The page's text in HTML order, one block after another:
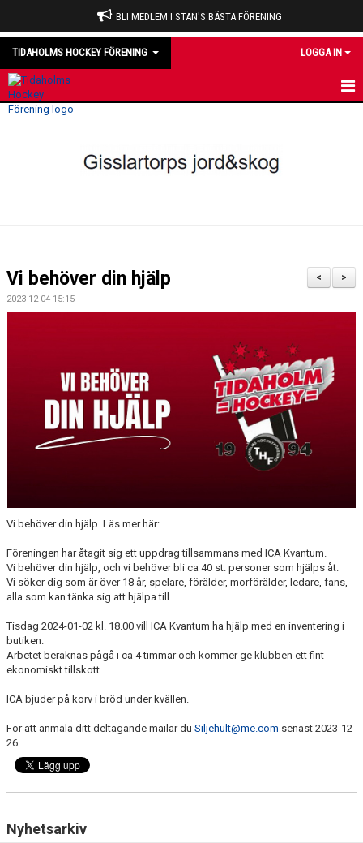
BLI MEDLEM I STAN'S BÄSTA FÖRENING
TIDAHOLMS HOCKEY FÖRENING LOGGA IN
MATCHER
KIOSKEN
THF UNGDOMSPOLICY - RÖDA TRÅD
BILDGALLERI
DOKUMENT
FÖRSÄKRING
>
<
Vi behöver din hjälp
2023-12-04 15:15
Vi behöver din hjälp. Läs mer här:
Föreningen har åtagit sig ett uppdrag tillsammans med ICA Kvantum.
Vi behöver din hjälp, och vi behöver bli ca 40 st. personer som hjälps åt.
Vi söker dig som är över 18 år, spelare, förälder, morförälder, ledare, fans,
alla som kan tänka sig att hjälpa till.
Tisdag 2024-01-02 kl. 18.00 vill ICA Kvantum ha hjälp med en inventering i
butiken.
Arbetet beräknas pågå i ca 4 timmar och kommer ge klubben ett fint
ekonomiskt tillskott.
ICA bjuder på korv i bröd under kvällen.
För att anmäla ditt deltagande mailar du Siljehult@me.com senast 2023-12-
26.
Nyhetsarkiv